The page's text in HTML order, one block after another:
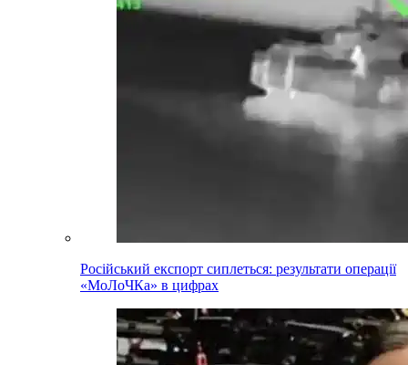
Російський експорт сиплеться: результати операції
«МоЛоЧКа» в цифрах